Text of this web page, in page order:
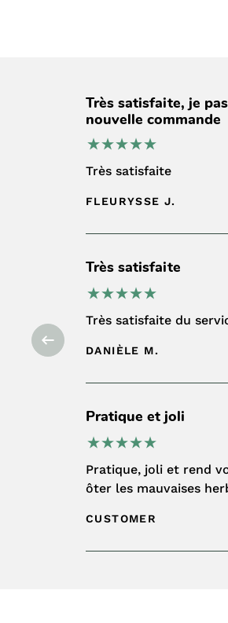
Très satisfaite, je
nouvelle commande
Très satisfaite
FLEURYSSE J.
Très satisfaite
Très satisfaite du
DANIÈLE M.
Pratique et joli
Pratique, joli et rend
ôter les mauvaises
CUSTOMER